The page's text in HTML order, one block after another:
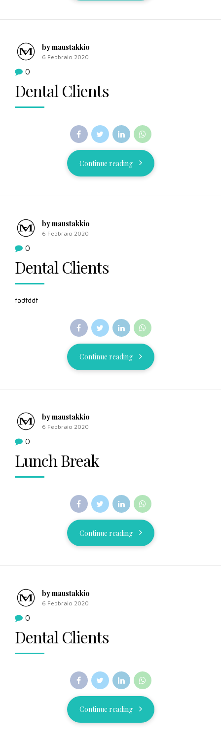
by maustakkio
6 Febbraio 2020
0
Dental Clients
Continue reading
by maustakkio
6 Febbraio 2020
0
Dental Clients
fadfddf
Continue reading
by maustakkio
6 Febbraio 2020
0
Lunch Break
Continue reading
by maustakkio
6 Febbraio 2020
0
Dental Clients
Continue reading